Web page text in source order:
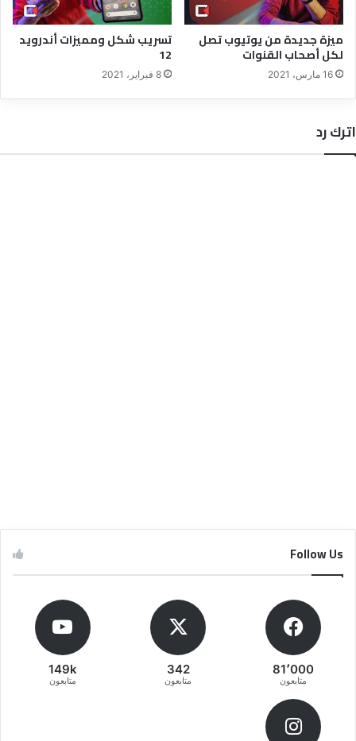
ميزة جديدة من يوتيوب تصل
لكل أصحاب القنوات
16 مارس، 2021
تسريب شكل ومميزات أندرويد
12
8 فبراير، 2021
اترك رد
Follow Us
81٬000
متابعون
342
متابعون
149k
متابعون